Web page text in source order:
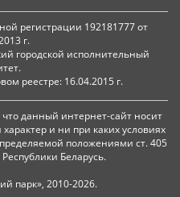
регистрации 192181777 от
г.
городской исполнительный
реестре: 16.04.2015 г.
данный интернет-сайт носит
и ни при каких условиях
положениями ст. 405
Беларусь.
парк», 2010-2026.